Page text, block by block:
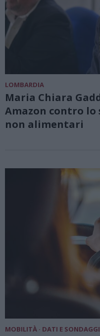
LOMBARDIA
Maria Chiara
Amazon contro
non alimentari
MOBILITÀ · DATI E